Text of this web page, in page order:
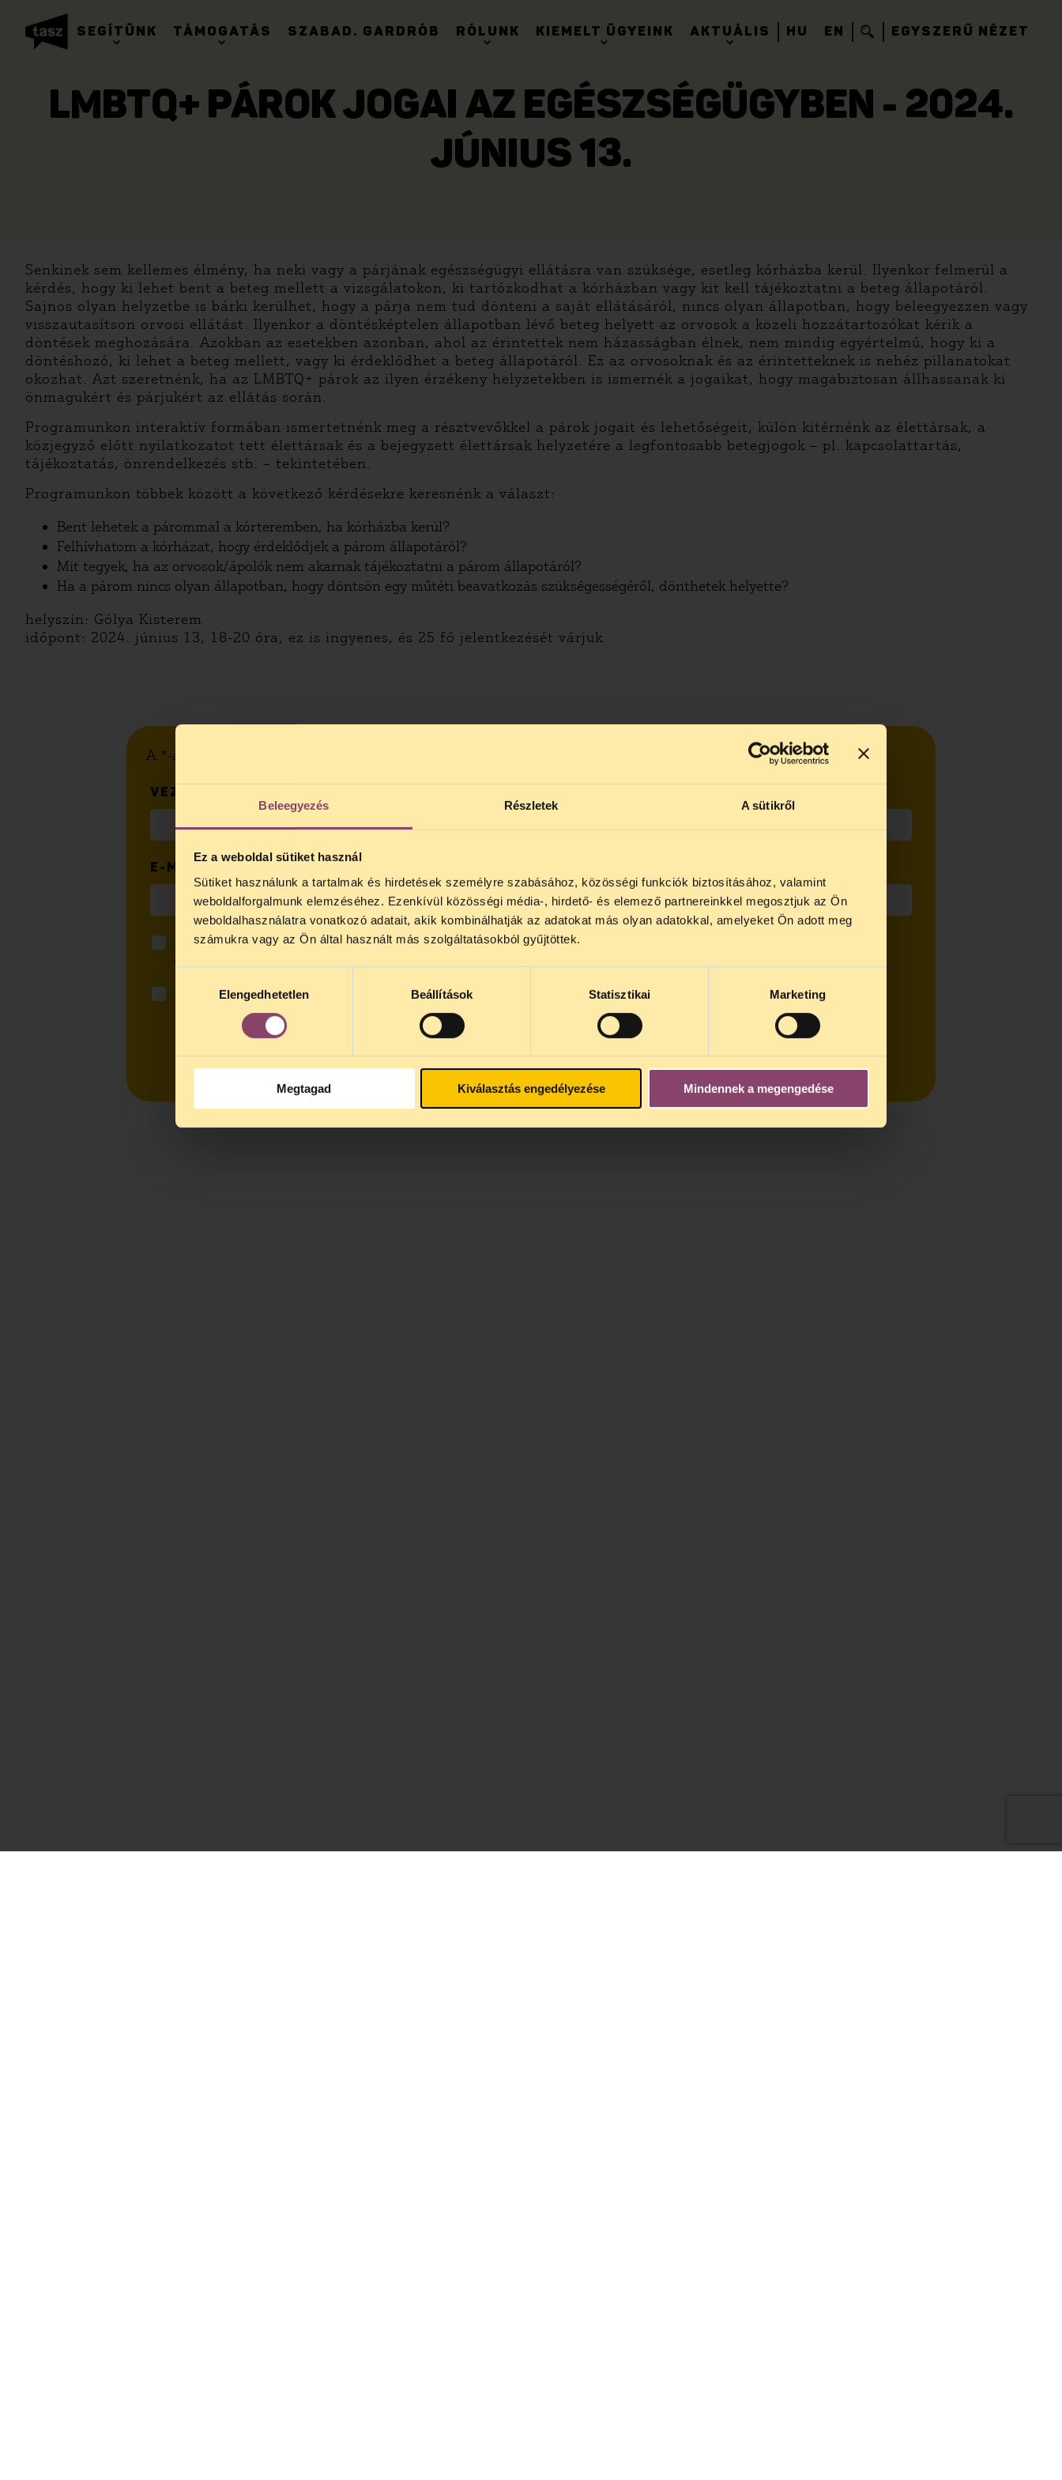
Beleegyezés Részletek A sütikről
Ez a weboldal sütiket használ
Sütiket használunk a tartalmak és hirdetések személyre szabásához, közösségi funkciók biztosításához, valamint
weboldalforgalmunk elemzéséhez. Ezenkívül közösségi média-, hirdető- és elemező partnereinkkel megosztjuk az Ön
weboldalhasználatra vonatkozó adatait, akik kombinálhatják az adatokat más olyan adatokkal, amelyeket Ön adott meg
számukra vagy az Ön által használt más szolgáltatásokból gyűjtöttek.
kiválasztásaElengedhetetlen Beállítások Statisztikai Marketing
Megtagad Kiválasztás engedélyezése Mindennek a megengedése
SEGÍTÜNK TÁMOGATÁS SZABAD. GARDRÓB RÓLUNK KIEMELT ÜGYEINK AKTUÁLIS HU EN EGYSZERŰ NÉZET
LMBTQ+ PÁROK JOGAI AZ EGÉSZSÉGÜGYBEN - 2024.
JÚNIUS 13.
Senkinek sem kellemes élmény, ha neki vagy a párjának egészségügyi ellátásra van szüksége, esetleg kórházba kerül. Ilyenkor felmerül a
kérdés, hogy ki lehet bent a beteg mellett a vizsgálatokon, ki tartózkodhat a kórházban vagy kit kell tájékoztatni a beteg állapotáról.
Sajnos olyan helyzetbe is bárki kerülhet, hogy a párja nem tud dönteni a saját ellátásáról, nincs olyan állapotban, hogy beleegyezzen vagy
visszautasítson orvosi ellátást. Ilyenkor a döntésképtelen állapotban lévő beteg helyett az orvosok a közeli hozzátartozókat kérik a
döntések meghozására. Azokban az esetekben azonban, ahol az érintettek nem házasságban élnek, nem mindig egyértelmű, hogy ki a
döntéshozó, ki lehet a beteg mellett, vagy ki érdeklődhet a beteg állapotáról. Ez az orvosoknak és az érintetteknek is nehéz pillanatokat
okozhat. Azt szeretnénk, ha az LMBTQ+ párok az ilyen érzékeny helyzetekben is ismernék a jogaikat, hogy magabiztosan állhassanak ki
önmagukért és párjukért az ellátás során.
Programunkon interaktív formában ismertetnénk meg a résztvevőkkel a párok jogait és lehetőségeit, külön kitérnénk az élettársak, a
közjegyző előtt nyilatkozatot tett élettársak és a bejegyzett élettársak helyzetére a legfontosabb betegjogok – pl. kapcsolattartás,
tájékoztatás, önrendelkezés stb. – tekintetében.
Programunkon többek között a következő kérdésekre keresnénk a választ:
Bent lehetek a párommal a kórteremben, ha kórházba kerül?
Felhívhatom a kórházat, hogy érdeklődjek a párom állapotáról?
Mit tegyek, ha az orvosok/ápolók nem akarnak tájékoztatni a párom állapotáról?
Ha a párom nincs olyan állapotban, hogy döntsön egy műtéti beavatkozás szükségességéről, dönthetek helyette?
helyszín: Gólya Kisterem
időpont: 2024. június 13, 18-20 óra, ez is ingyenes, és 25 fő jelentkezését várjuk
A *-al megjelölt mezők kitöltése kötelező
VEZETÉKNÉV
E-MAIL CÍM
Megismertem azadatvédelmi tájékoztatóbanfoglaltakat és elfogadom, hogy a TASZ kapcsolattartás céljából kezelje az
adataimat.
Feliratkozom a TASZ hírlevelére
REGISZTRÁLOK
TELEFONOS JOGSEGÉLY SZÜNET!
Kedves érdeklődő, Tájékoztatjuk, hogy
telefonos jogsegélyünk július 27 és
augusztus 24 között szünetel
. Az első telefonos jogsegély
augusztus 25-én
kedden, 13 és 15 óra között lesz
jogsegely@tasz.hu
alatt is elér minket.